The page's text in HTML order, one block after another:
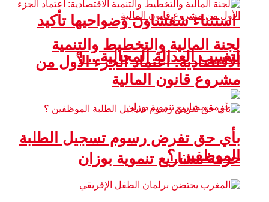
استثناء شفشاون وضواحيها تأكيد
لتغييب العدالة المجالية .. !
حزمة مشاريع تنموية بوزان
لجنة المالية والتخطيط والتنمية
الاقتصادية: اعتماد الجزء الأول من
مشروع قانون المالية
بأي حق تفرض رسوم تسجيل الطلبة
الموظفين ؟